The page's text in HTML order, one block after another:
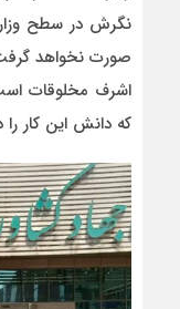
نگرش در سطح
صورت نخواهد
اشرف مخلوقات
که دانش این کار را